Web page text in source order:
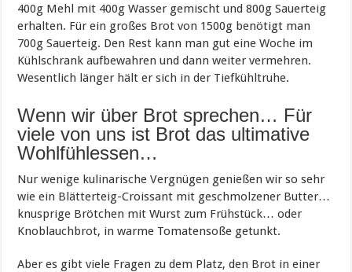
400g Mehl mit 400g Wasser gemischt und 800g Sauerteig
erhalten. Für ein großes Brot von 1500g benötigt man
700g Sauerteig. Den Rest kann man gut eine Woche im
Kühlschrank aufbewahren und dann weiter vermehren.
Wesentlich länger hält er sich in der Tiefkühltruhe.
Wenn wir über Brot sprechen… Für
viele von uns ist Brot das ultimative
Wohlfühlessen…
Nur wenige kulinarische Vergnügen genießen wir so sehr
wie ein Blätterteig-Croissant mit geschmolzener Butter…
knusprige Brötchen mit Wurst zum Frühstück… oder
Knoblauchbrot, in warme Tomatensoße getunkt.
Aber es gibt viele Fragen zu dem Platz, den Brot in einer